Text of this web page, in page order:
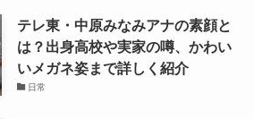
テレ東・中原みなみアナの素顔と
は？出身高校や実家の噂、かわい
いメガネ姿まで詳しく紹介
日常